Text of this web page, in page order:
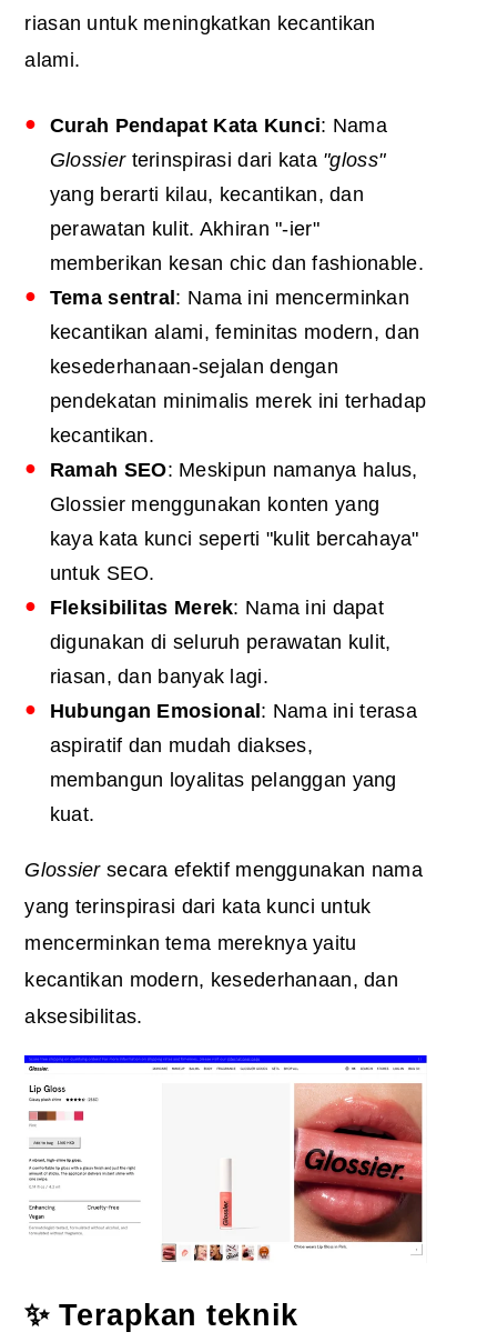
riasan untuk meningkatkan kecantikan
alami.
Curah Pendapat Kata Kunci: Nama
Glossierterinspirasi dari kata "gloss"
yang berarti kilau, kecantikan, dan
perawatan kulit. Akhiran "-ier"
memberikan kesan chic dan fashionable.
Tema sentral : Nama ini mencerminkan
kecantikan alami, feminitas modern, dan
kesederhanaan-sejalan dengan
pendekatan minimalis merek ini terhadap
kecantikan.
Ramah SEO: Meskipun namanya halus,
Glossier menggunakan konten yang
kaya kata kunci seperti "kulit bercahaya"
untuk SEO.
Fleksibilitas Merek: Nama ini dapat
digunakan di seluruh perawatan kulit,
riasan, dan banyak lagi.
Hubungan Emosional : Nama ini terasa
aspiratif dan mudah diakses,
membangun loyalitas pelanggan yang
kuat.
Glossiersecara efektif menggunakan nama
yang terinspirasi dari kata kunci untuk
mencerminkan tema mereknya yaitu
kecantikan modern, kesederhanaan, dan
aksesibilitas.
✨ Terapkan teknik